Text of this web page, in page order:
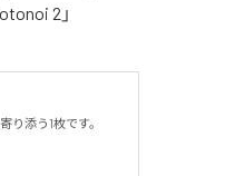
2」
り添う1枚です。